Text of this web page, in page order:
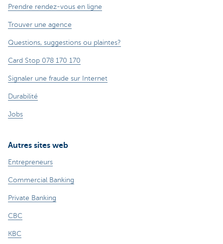
Prendre rendez-vous en ligne
Trouver une agence
Questions, suggestions ou plaintes?
Card Stop 078 170 170
Signaler une fraude sur Internet
Durabilité
Jobs
Autres sites web
Entrepreneurs
Commercial Banking
Private Banking
CBC
KBC